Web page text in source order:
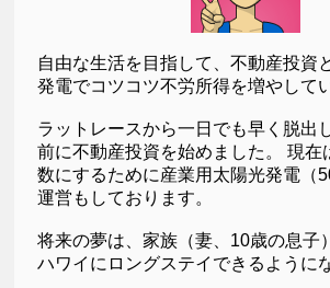
自由な生活を目指して、不動産投資
発電でコツコツ不労所得を増やして
ラットレースから一日でも早く脱出
前に不動産投資を始めました。 現在
数にするために産業用太陽光発電（
運営もしております。
将来の夢は、家族（妻、10歳の息子
ハワイにロングステイできるように